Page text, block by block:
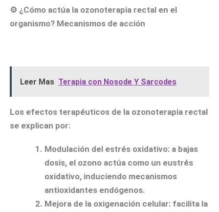
⚙️ ¿Cómo actúa la ozonoterapia rectal en el
organismo? Mecanismos de acción
Leer Mas Terapia con Nosode Y Sarcodes
Los efectos terapéuticos de la ozonoterapia rectal
se explican por:
Modulación del estrés oxidativo: a bajas
dosis, el ozono actúa como un eustrés
oxidativo, induciendo mecanismos
antioxidantes endógenos.
Mejora de la oxigenación celular: facilita la